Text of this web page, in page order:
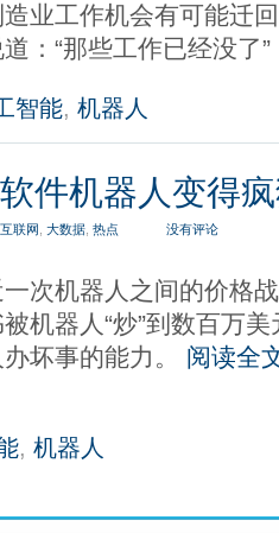
业工作机会有可能迁
：“那些工作已经没了”
智能, 机器人
件机器人变得
互联网 大数据 热点 没有评论
次机器人之间的价格
机器人“炒”到数百万
坏事的能力。 阅读全
, 机器人